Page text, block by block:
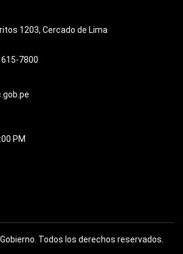
1203, Cercado de Lima
7800
PM
Todos los derechos reservados.